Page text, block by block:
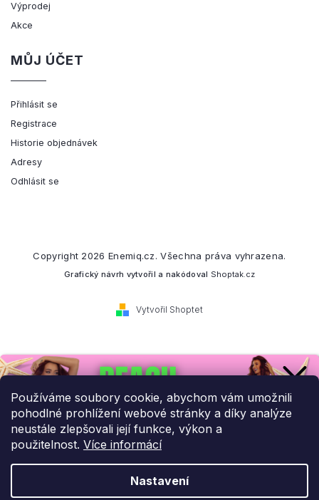
Používáme soubory cookie, abychom vám umožnili
pohodlné prohlížení webové stránky a díky analýze
neustále zlepšovali její funkce, výkon a
použitelnost. Více informácí
Nastavení
Výprodej
Akce
MŮJ ÚČET
Přihlásit se
Registrace
Historie objednávek
Adresy
Odhlásit se
Vytvořil Shoptet
Copyright 2026 Enemiq.cz. Všechna práva vyhrazena.
Grafický návrh vytvořil a nakódoval Shoptak.cz
Přihlaste se k našemu
newsletteru.
Budeme vám posílat informace o našich novinkách a slevových
akcích.